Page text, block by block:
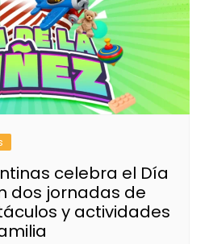
celebra el Día
dos jornadas de
y actividades